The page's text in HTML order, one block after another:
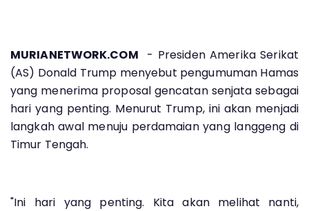
MURIANETWORK.COM - Presiden Amerika Serikat
(AS) Donald Trump menyebut pengumuman Hamas
yang menerima proposal gencatan senjata sebagai
hari yang penting. Menurut Trump, ini akan menjadi
langkah awal menuju perdamaian yang langgeng di
Timur Tengah.
"Ini hari yang penting. Kita akan melihat nanti,